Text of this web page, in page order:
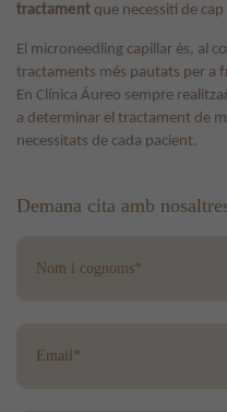
tractament que necessiti de
El microneedling capillar és, al
tractaments més pautats per a
En Clínica Áureo sempre
a determinar el tractament de
necessitats de cada pacient.
Demana cita amb